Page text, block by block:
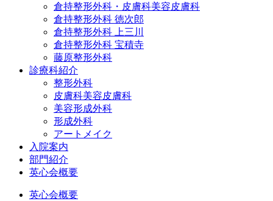
倉持整形外科・皮膚科美容皮膚科
倉持整形外科 徳次郎
倉持整形外科 上三川
倉持整形外科 宝積寺
藤原整形外科
診療科紹介
整形外科
皮膚科美容皮膚科
美容形成外科
形成外科
アートメイク
入院案内
部門紹介
英心会概要
英心会概要